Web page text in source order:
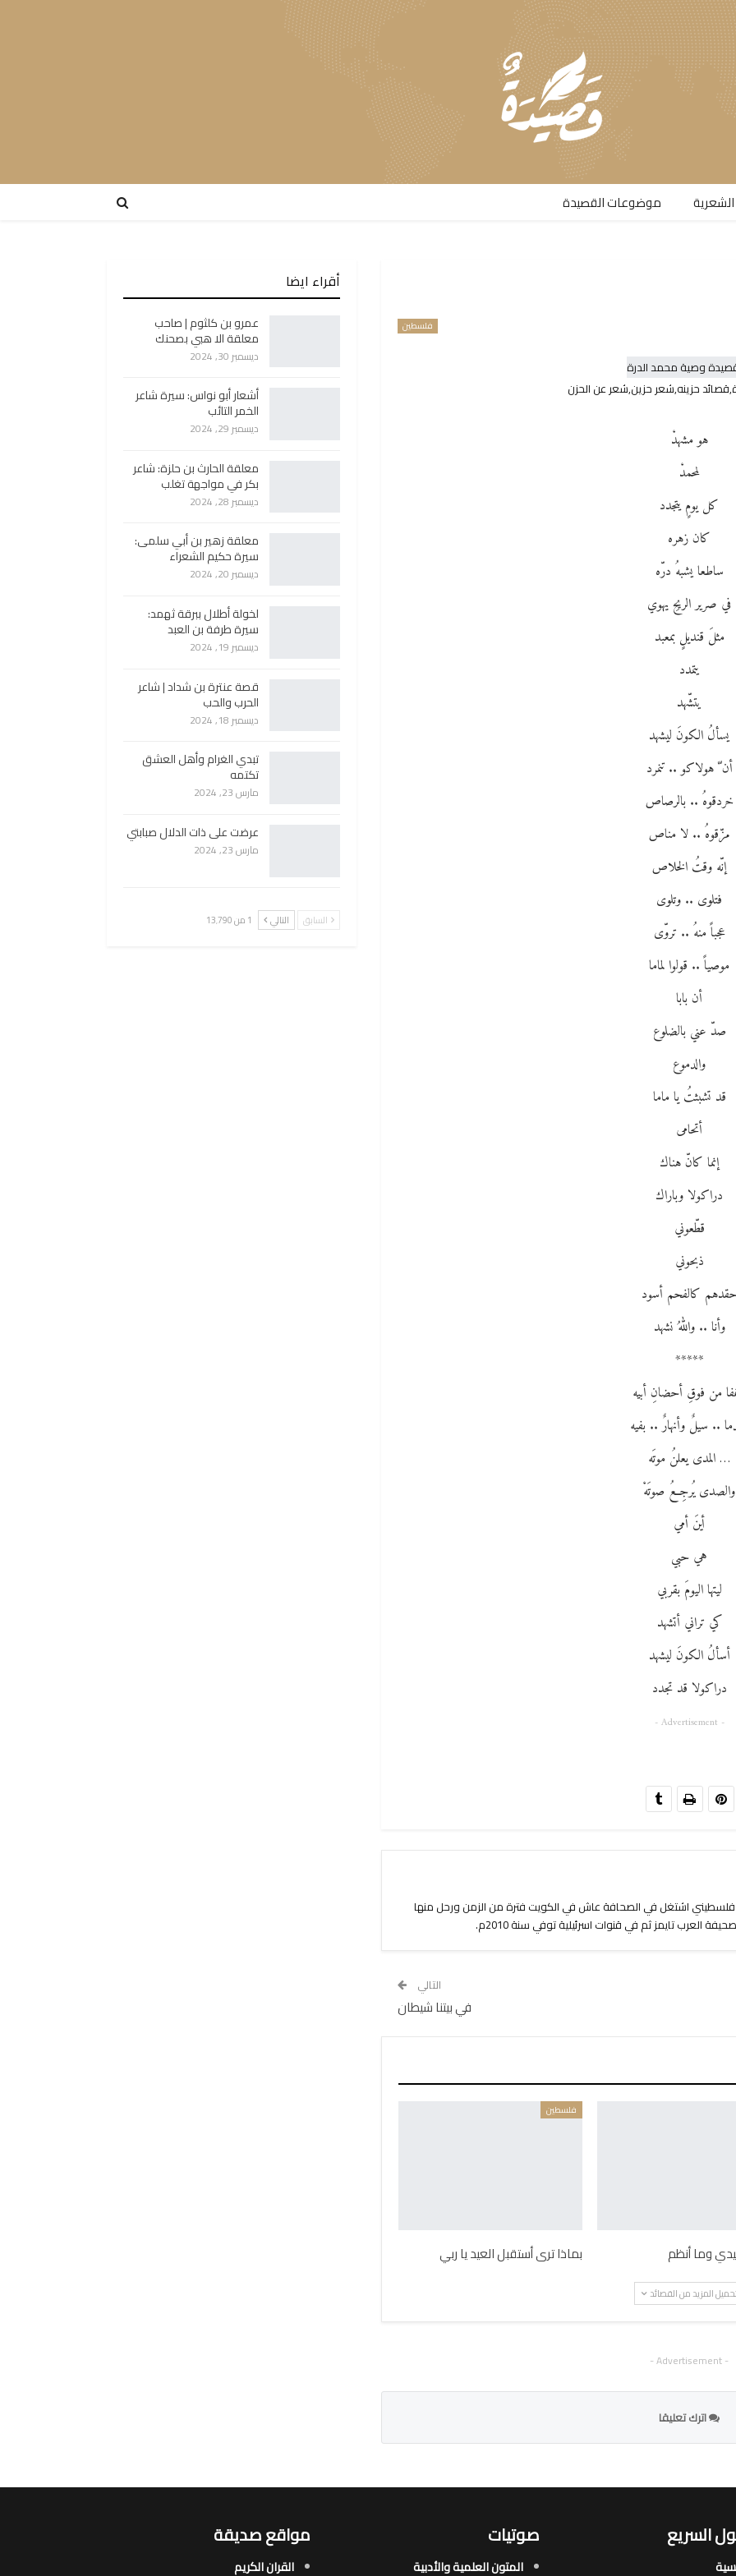
موضوعات القصيدة​
فلسطين
حزينه,شعر حزين,شعر عن الحزن
هو مشهدْ
لمحمدْ
كل يومٍ يتجدد
كان زهره
ساطعا يشبهُ درّه
في صرير الريحِ يهوي
مثلَ قنديلٍ بمعبد
يتمدد
يتشّهد
يسألُ الكونَ ليشهد
أن ّ هولاكو .. تنمرد
خردقوهُ .. بالرصاص
مزّقوهُ .. لا مناص
إنّه وقتُ الخلاص
فتلوى .. وتلوى
عجباً منهُ .. تروّى
موصياً .. قولوا لماما
أن بابا
صدّ عني بالضلوع
والدموع
قد تشبثتُ يا ماما
أتحامى
إنما كانّ هناك
دراكولا وباراك
قطّعوني
ذبحوني
كالفحم أسود
وأنا .. واللهُ نشهد
*****
من فوقِ أحضانِ أبيه
.. سيلٌ وأنهارٌ .. بفيه
… المدى يعلنُ موتَه
والصدى يُرجِعُ صوتَهْ
أينَ أمي
هي حبي
ليتها اليومَ بقربي
كي تراني أتشهد
أسألُ الكونَ ليشهد
دراكولا قد تجدد
- Advertisement -
اشتغل في الصحافة عاش في الكويت فترة من الزمن ورحل منها
العرب تايمز ثم في قنوات اسرئيلية توفي سنة 2010م.
التالي
في بيتنا شيطان
وما أنظم
فلسطين
بماذا ترى أستقبل العيد يا ربي
المزيد من القصائد
- Advertisement -
اترك تعليقا
أقراء ايضا
عمرو بن كلثوم | صاحب
معلقة الا هبي بصحنك
ديسمبر 30, 2024
أشعار أبو نواس: سيرة شاعر
الخمر التائب
ديسمبر 29, 2024
معلقة الحارث بن حلزة: شاعر
بكر في مواجهة تغلب
ديسمبر 28, 2024
معلقة زهير بن أبي سلمى:
سيرة حكيم الشعراء
ديسمبر 20, 2024
لخولة أطلال ببرقة ثهمد:
سيرة طرفة بن العبد
ديسمبر 19, 2024
قصة عنترة بن شداد | شاعر
الحرب والحب
ديسمبر 18, 2024
تبدي الغرام وأهل العشق
تكتمه
مارس 23, 2024
عرضت على ذات الدلال صبابتي
مارس 23, 2024
السابق التالي 1 من 13٬790
السريع صوتيات
المتون العلمية والأدبية
مواقع صديقة
القران الكريم